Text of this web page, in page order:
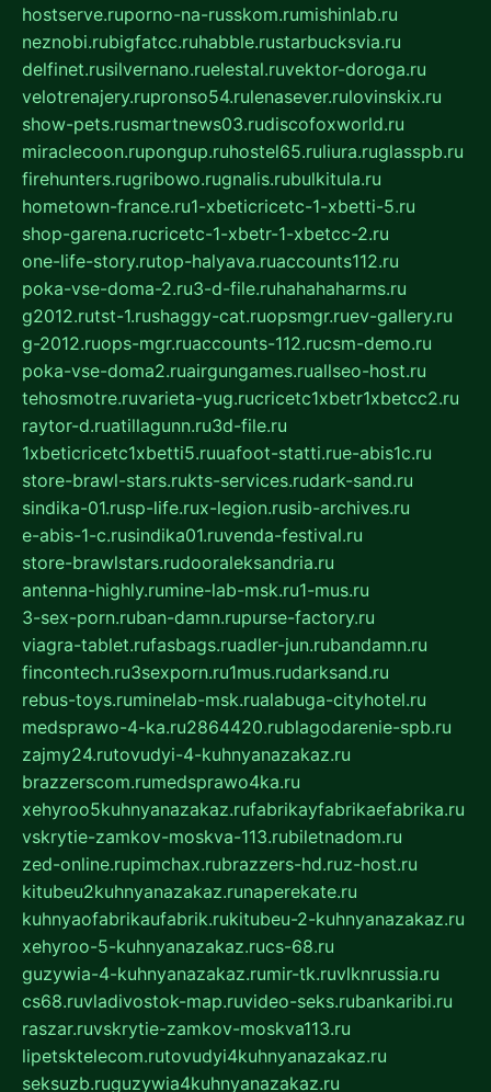
hostserve.ruporno-na-russkom.rumishinlab.ru
neznobi.rubigfatcc.ruhabble.rustarbucksvia.ru
delfinet.rusilvernano.ruelestal.ruvektor-doroga.ru
velotrenajery.rupronso54.rulenasever.rulovinskix.ru
show-pets.rusmartnews03.rudiscofoxworld.ru
miraclecoon.rupongup.ruhostel65.ruliura.ruglasspb.ru
firehunters.rugribowo.rugnalis.rubulkitula.ru
hometown-france.ru1-xbeticricetc-1-xbetti-5.ru
shop-garena.rucricetc-1-xbetr-1-xbetcc-2.ru
one-life-story.rutop-halyava.ruaccounts112.ru
poka-vse-doma-2.ru3-d-file.ruhahahaharms.ru
g2012.rutst-1.rushaggy-cat.ruopsmgr.ruev-gallery.ru
g-2012.ruops-mgr.ruaccounts-112.rucsm-demo.ru
poka-vse-doma2.ruairgungames.ruallseo-host.ru
tehosmotre.ruvarieta-yug.rucricetc1xbetr1xbetcc2.ru
raytor-d.ruatillagunn.ru3d-file.ru
1xbeticricetc1xbetti5.ruuafoot-statti.rue-abis1c.ru
store-brawl-stars.rukts-services.rudark-sand.ru
sindika-01.rusp-life.rux-legion.rusib-archives.ru
e-abis-1-c.rusindika01.ruvenda-festival.ru
store-brawlstars.rudooraleksandria.ru
antenna-highly.rumine-lab-msk.ru1-mus.ru
3-sex-porn.ruban-damn.rupurse-factory.ru
viagra-tablet.rufasbags.ruadler-jun.rubandamn.ru
fincontech.ru3sexporn.ru1mus.rudarksand.ru
rebus-toys.ruminelab-msk.rualabuga-cityhotel.ru
medsprawo-4-ka.ru2864420.rublagodarenie-spb.ru
zajmy24.rutovudyi-4-kuhnyanazakaz.ru
brazzerscom.rumedsprawo4ka.ru
xehyroo5kuhnyanazakaz.rufabrikayfabrikaefabrika.ru
vskrytie-zamkov-moskva-113.rubiletnadom.ru
zed-online.rupimchax.rubrazzers-hd.ruz-host.ru
kitubeu2kuhnyanazakaz.runaperekate.ru
kuhnyaofabrikaufabrik.rukitubeu-2-kuhnyanazakaz.ru
xehyroo-5-kuhnyanazakaz.rucs-68.ru
guzywia-4-kuhnyanazakaz.rumir-tk.ruvlknrussia.ru
cs68.ruvladivostok-map.ruvideo-seks.rubankaribi.ru
raszar.ruvskrytie-zamkov-moskva113.ru
lipetsktelecom.rutovudyi4kuhnyanazakaz.ru
seksuzb.ruguzywia4kuhnyanazakaz.ru